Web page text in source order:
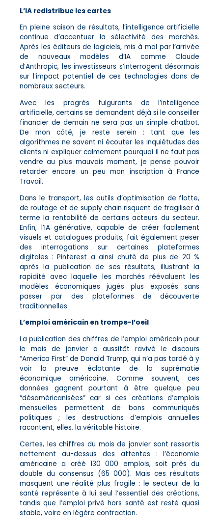
L’IA redistribue les cartes
En pleine saison de résultats, l’intelligence artificielle
continue d’accentuer la sélectivité des marchés.
Après les éditeurs de logiciels, mis à mal par l’arrivée
de nouveaux modèles d’IA comme Claude
d’Anthropic, les investisseurs s’interrogent désormais
sur l’impact potentiel de ces technologies dans de
nombreux secteurs.
Avec les progrès fulgurants de l’intelligence
artificielle, certains se demandent déjà si le conseiller
financier de demain ne sera pas un simple chatbot.
De mon côté, je reste serein : tant que les
algorithmes ne savent ni écouter les inquiétudes des
clients ni expliquer calmement pourquoi il ne faut pas
vendre au plus mauvais moment, je pense pouvoir
retarder encore un peu mon inscription à France
Travail.
Dans le transport, les outils d’optimisation de flotte,
de routage et de supply chain risquent de fragiliser à
terme la rentabilité de certains acteurs du secteur.
Enfin, l’IA générative, capable de créer facilement
visuels et catalogues produits, fait également peser
des interrogations sur certaines plateformes
digitales : Pinterest a ainsi chuté de plus de 20 %
après la publication de ses résultats, illustrant la
rapidité avec laquelle les marchés réévaluent les
modèles économiques jugés plus exposés sans
passer par des plateformes de découverte
traditionnelles.
L’emploi américain en trompe-l’oeil
La publication des chiffres de l’emploi américain pour
le mois de janvier a aussitôt ravivé le discours
“America First” de Donald Trump, qui n’a pas tardé à y
voir la preuve éclatante de la suprématie
économique américaine. Comme souvent, ces
données gagnent pourtant à être quelque peu
“désaméricanisées” car si ces créations d’emplois
mensuelles permettent de bons communiqués
politiques ; les destructions d’emplois annuelles
racontent, elles, la véritable histoire.
Certes, les chiffres du mois de janvier sont ressortis
nettement au-dessus des attentes : l’économie
américaine a créé 130 000 emplois, soit près du
double du consensus (65 000). Mais ces résultats
masquent une réalité plus fragile : le secteur de la
santé représente à lui seul l’essentiel des créations,
tandis que l’emploi privé hors santé est resté quasi
stable, voire en légère contraction.